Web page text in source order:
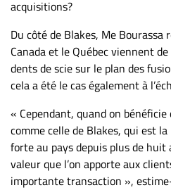
acquisitions?
Du côté de Blakes, Me
Canada et le Québec viennent
dents de scie sur le plan des
cela a été le cas également à
« Cependant, quand on
comme celle de Blakes, qui est
forte au pays depuis plus de huit
valeur que l’on apporte aux
importante transaction »,